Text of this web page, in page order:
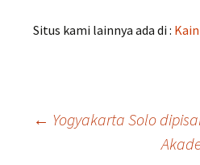
Situs kami lainnya ada di :
← Yogyakarta Solo